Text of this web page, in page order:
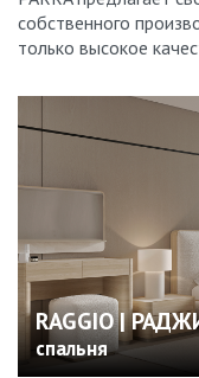
собственного
только высокое
RAGGIO |
спальня